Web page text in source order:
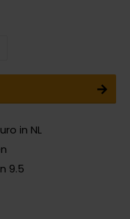
in NL
9.5